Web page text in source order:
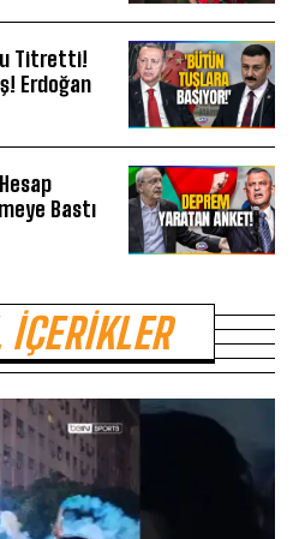
Titretti!
Erdoğan
Bastı
İÇERIKLER